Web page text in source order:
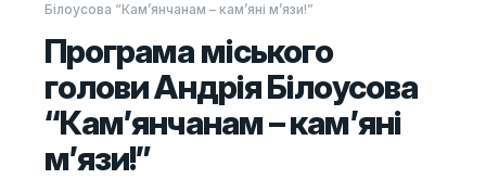
Білоусова “Кам’янчанам – кам’яні м’язи!”
Програма міського
голови Андрія Білоусова
“Кам’янчанам – кам’яні
м’язи!”